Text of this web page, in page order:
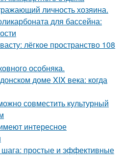
личность хозяина.
для бассейна:
лёгкое пространство 108
особняка.
доме XIX века: когда
совместить культурный
интересное
шага: простые и эффективные